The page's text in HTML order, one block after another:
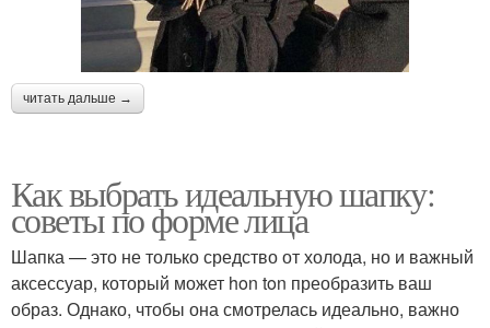
читать дальше →
Как выбрать идеальную шапку:
советы по форме лица
Шапка — это не только средство от холода, но и важный
аксессуар, который может hon ton преобразить ваш
образ. Однако, чтобы она смотрелась идеально, важно